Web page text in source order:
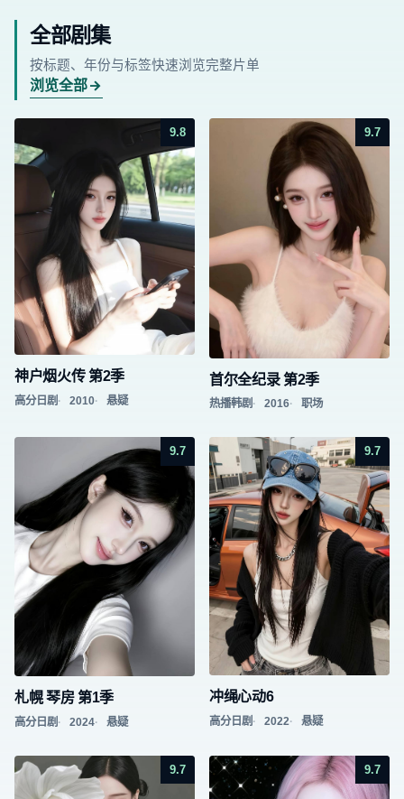
全部剧集
按标题、年份与标签快速浏览完整片单
浏览全部
9.8
神户烟火传 第2季
高分日剧 2010 悬疑
9.7
首尔全纪录 第2季
热播韩剧 2016 职场
9.7
札幌 琴房 第1季
高分日剧 2024 悬疑
9.7
冲绳心动6
高分日剧 2022 悬疑
9.7 9.7